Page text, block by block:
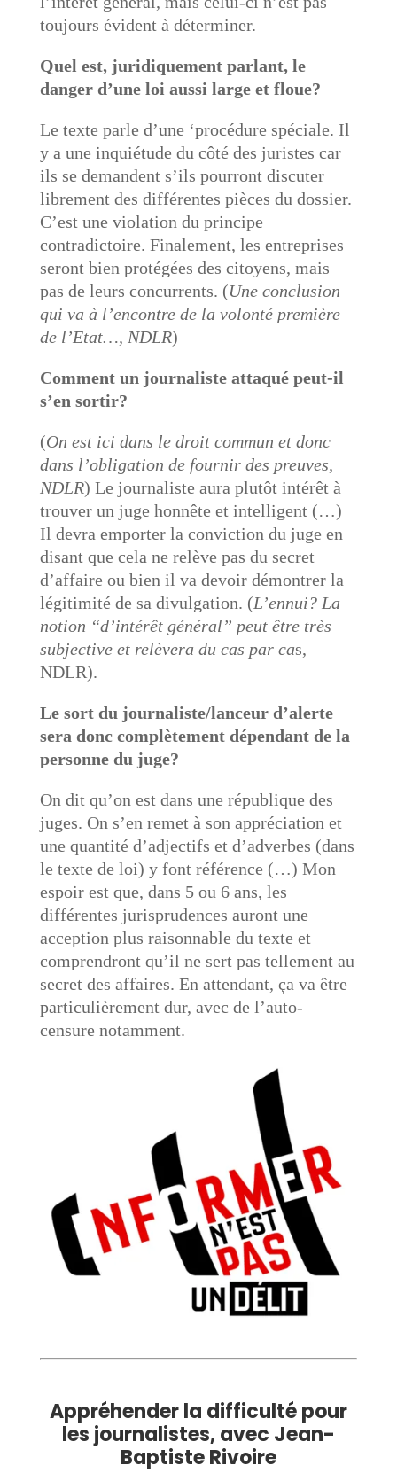
toujours évident à déterminer.
Quel est, juridiquement parlant, le
danger d’une loi aussi large et floue?
Le texte parle d’une ‘procédure spéciale. Il
y a une inquiétude du côté des juristes car
ils se demandent s’ils pourront discuter
librement des différentes pièces du dossier.
C’est une violation du principe
contradictoire. Finalement, les entreprises
seront bien protégées des citoyens, mais
pas de leurs concurrents. (Une conclusion
qui va à l’encontre de la volonté première
de l’Etat…, NDLR)
Comment un journaliste attaqué peut-il
s’en sortir?
(On est ici dans le droit commun et donc
dans l’obligation de fournir des preuves,
NDLR) Le journaliste aura plutôt intérêt à
trouver un juge honnête et intelligent (…)
Il devra emporter la conviction du juge en
disant que cela ne relève pas du secret
d’affaire ou bien il va devoir démontrer la
légitimité de sa divulgation. (L’ennui? La
notion “d’intérêt général” peut être très
subjective et relèvera du cas par cas,
NDLR).
Le sort du journaliste/lanceur d’alerte
sera donc complètement dépendant de la
personne du juge?
On dit qu’on est dans une république des
juges. On s’en remet à son appréciation et
une quantité d’adjectifs et d’adverbes (dans
le texte de loi) y font référence (…) Mon
espoir est que, dans 5 ou 6 ans, les
différentes jurisprudences auront une
acception plus raisonnable du texte et
comprendront qu’il ne sert pas tellement au
secret des affaires. En attendant, ça va être
particulièrement dur, avec de l’auto-
censure notamment.
Appréhender la difficulté pour
les journalistes, avec Jean-
Baptiste Rivoire